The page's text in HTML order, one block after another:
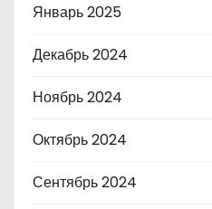
Январь 2025
Декабрь 2024
Ноябрь 2024
Октябрь 2024
Сентябрь 2024